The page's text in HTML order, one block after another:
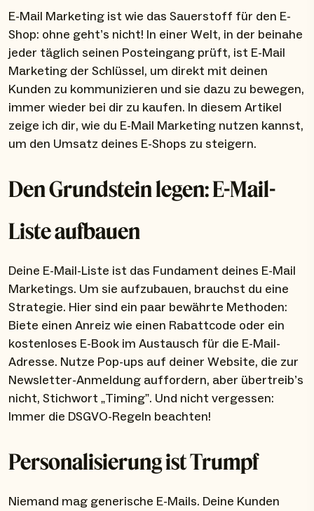
E-Mail Marketing ist wie das Sauerstoff für den E-
Shop: ohne geht’s nicht! In einer Welt, in der beinahe
jeder täglich seinen Posteingang prüft, ist E-Mail
Marketing der Schlüssel, um direkt mit deinen
Kunden zu kommunizieren und sie dazu zu bewegen,
immer wieder bei dir zu kaufen. In diesem Artikel
zeige ich dir, wie du E-Mail Marketing nutzen kannst,
um den Umsatz deines E-Shops zu steigern.
Den Grundstein legen: E-Mail-
Liste aufbauen
Deine E-Mail-Liste ist das Fundament deines E-Mail
Marketings. Um sie aufzubauen, brauchst du eine
Strategie. Hier sind ein paar bewährte Methoden:
Biete einen Anreiz wie einen Rabattcode oder ein
kostenloses E-Book im Austausch für die E-Mail-
Adresse. Nutze Pop-ups auf deiner Website, die zur
Newsletter-Anmeldung auffordern, aber übertreib’s
nicht, Stichwort „Timing”. Und nicht vergessen:
Immer die DSGVO-Regeln beachten!
Personalisierung ist Trumpf
Niemand mag generische E-Mails. Deine Kunden